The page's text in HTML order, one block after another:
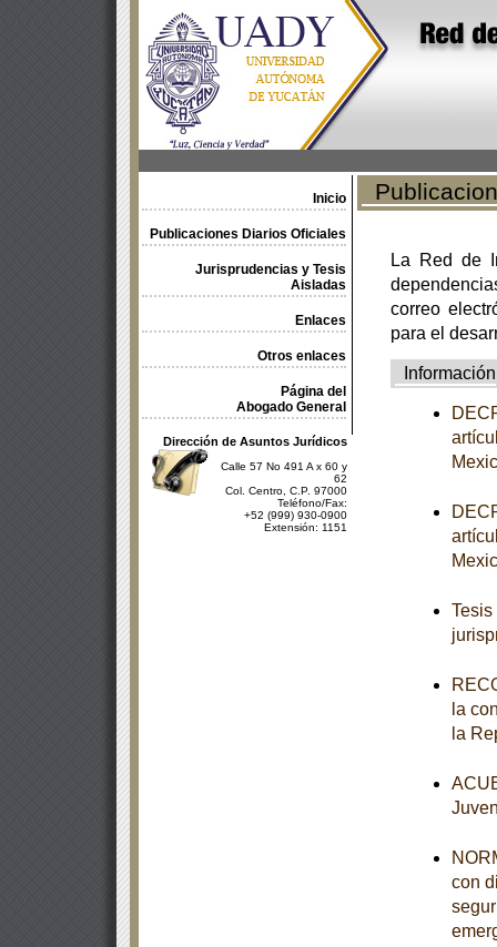
Inicio
Publicaciones Diarios Oficiales
Jurisprudencias y Tesis
Aisladas
Enlaces
Otros enlaces
Página del
Abogado General
Dirección de Asuntos Jurídicos
Calle 57 No 491 A x 60 y
62
Col. Centro, C.P. 97000
Teléfono/Fax:
+52 (999) 930-0900
Extensión: 1151
La Red de
correo
para el
Información
la
la
con